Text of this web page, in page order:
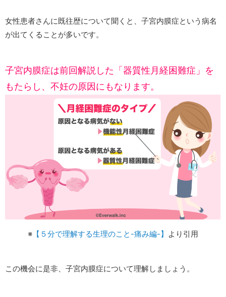
女性患者さんに既往歴について聞くと、子宮内膜症という病名
が出てくることが多いです。
子宮内膜症は前回解説した「器質性月経困難症」を
もたらし、不妊の原因にもなります。
※ 【５分で理解する生理のこと-痛み編-】 より引用
この機会に是非、子宮内膜症について理解しましょう。